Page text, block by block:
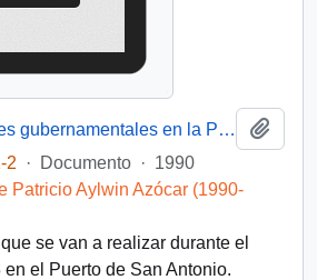
Principales acciones gubernamentales en la Provincia de San Antonio Período 1990-1993
2
· Documento · 1990
Patricio Aylwin Azócar (1990-
se van a realizar durante el
el Puerto de San Antonio.